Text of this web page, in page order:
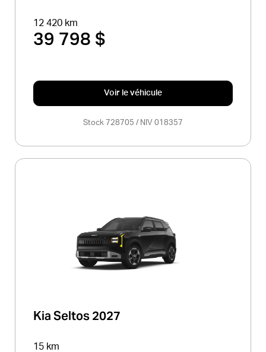
12 420 km
39 798 $
Voir le véhicule
Stock 728705 / NIV 018357
Kia Seltos 2027
15 km